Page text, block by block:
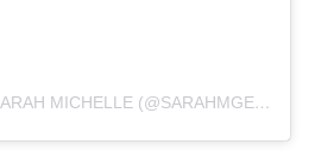
A POST SHARED BY SARAH MICHELLE (@SARAHMGELLAR)